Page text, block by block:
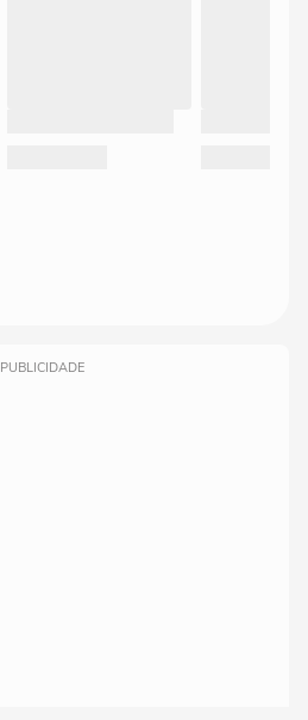
PUBLICIDADE